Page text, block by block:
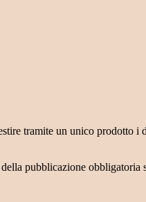
tramite un unico prodotto i
pubblicazione